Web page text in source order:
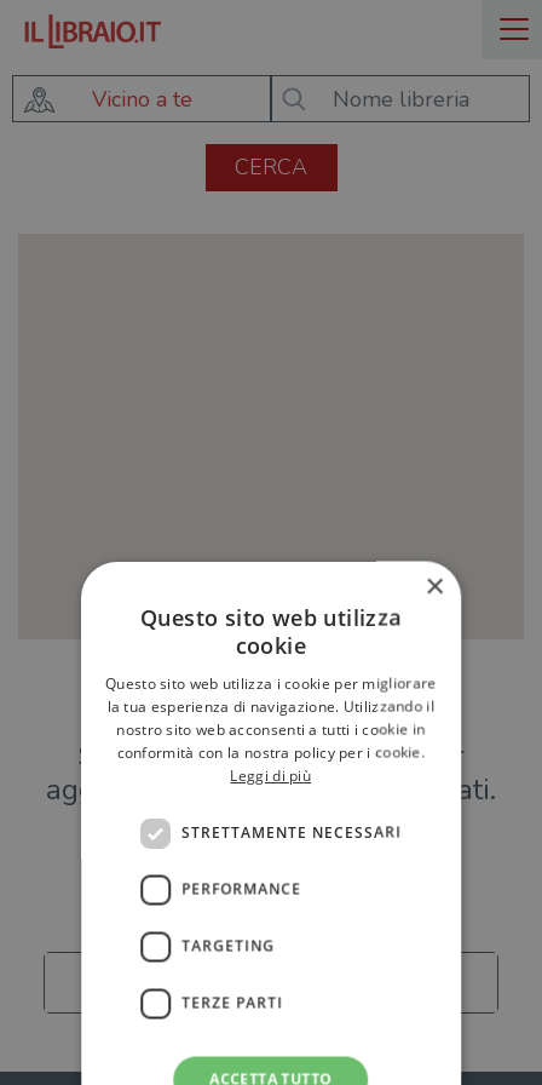
Vicino a te
Hai una libreria?
Scrivici a
per
aggiungere o modificare i tuoi dati.
Librerie
×
Questo sito web utilizza
cookie
Questo sito web utilizza i cookie per migliorare
la tua esperienza di navigazione. Utilizzando il
nostro sito web acconsenti a tutti i cookie in
conformità con la nostra policy per i cookie.
Leggi di più
STRETTAMENTE NECESSARI
PERFORMANCE
TARGETING
TERZE PARTI
ACCETTA TUTTO